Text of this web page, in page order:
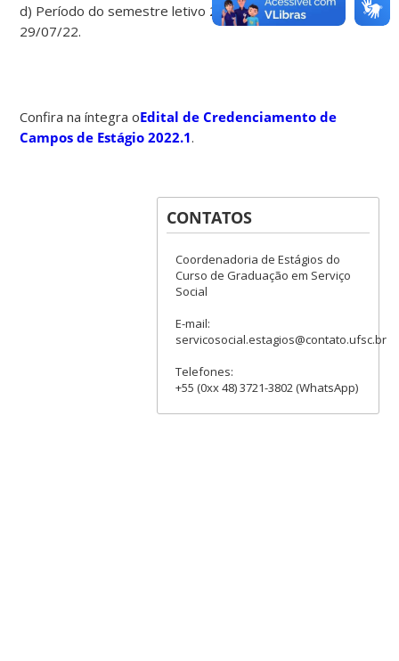
d) Período do semestre letivo 2022.1: 18/04 a
29/07/22.
Confira na íntegra oEdital de Credenciamento de
Campos de Estágio 2022.1.
CONTATOS
Coordenadoria de Estágios do
Curso de Graduação em Serviço
Social
E-mail:
servicosocial.estagios@contato.ufsc.br
Telefones:
+55 (0xx 48) 3721-3802 (WhatsApp)